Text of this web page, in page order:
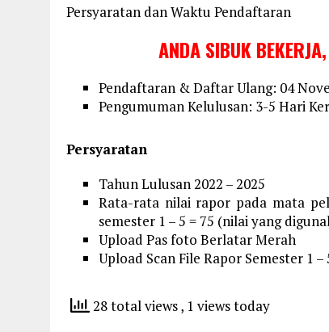
Persyaratan dan Waktu Pendaftaran
ANDA SIBUK
Pendaftaran & Daftar Ulang: 04
Pengumuman Kelulusan: 3-5 Hari
Persyaratan
Tahun Lulusan 2022 – 2025
Rata-rata nilai rapor pada mata
semester 1 – 5 = 75 (nilai yang
Upload Pas foto Berlatar Merah
Upload Scan File Rapor Semester 1
28 total views, 1 views today